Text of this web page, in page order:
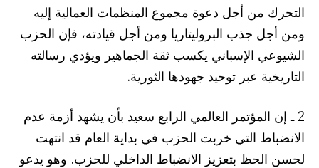
التحرك من أجل دعوة مجموع المنظمات العمالية إليه
ومن أجل جذب البروليتاريا ومن أجل قيادته، فإن الحزب
الشيوعي الإسباني يكسب ثقة الجماهير ويؤدي رسالته
التاريخية عبر توحيد جهودها الثورية.
2 ـ إن المؤتمر العالمي الرابع سعيد بأن يشهد أزمة عدم
الانضباط التي خربت الحزب في بداية العام قد انتهت
لحسن الحظ بتعزيز الانضباط الداخلي للحزب. وهو يدعو